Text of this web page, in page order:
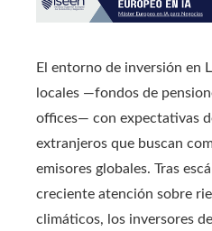
El entorno de inversión en
locales —fondos de
offices— con expectativas
extranjeros que buscan
emisores globales. Tras
creciente atención sobre
climáticos, los inversores